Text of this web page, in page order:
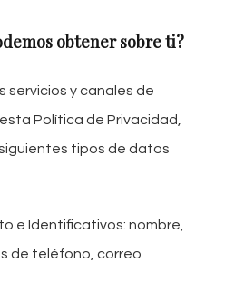
obtener sobre ti?
servicios y canales de
Política de Privacidad,
tipos de datos
e Identificativos: nombre,
de teléfono, correo